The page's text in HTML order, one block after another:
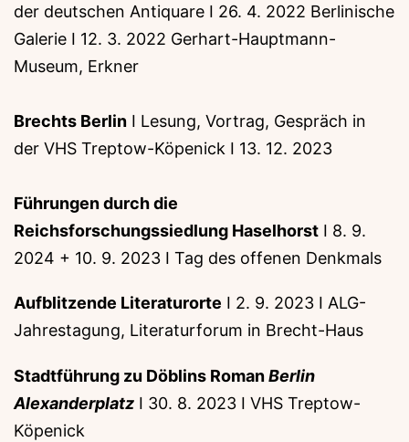
der deutschen Antiquare I 26. 4. 2022 Berlinische
Galerie I 12. 3. 2022 Gerhart-Hauptmann-
Museum, Erkner
Brechts Berlin I Lesung, Vortrag, Gespräch in
der VHS Treptow-Köpenick I 13. 12. 2023
Führungen durch die
Reichsforschungssiedlung Haselhorst I 8. 9.
2024 + 10. 9. 2023 I Tag des offenen Denkmals
Aufblitzende Literaturorte I 2. 9. 2023 I ALG-
Jahrestagung, Literaturforum in Brecht-Haus
Stadtführung zu Döblins RomanBerlin
Alexanderplatz I 30. 8. 2023 I VHS Treptow-
Köpenick